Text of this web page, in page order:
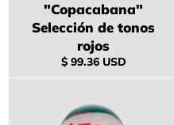
"Copacabana"
Selección de tonos
rojos
Precio
habitual
$ 99.36 USD